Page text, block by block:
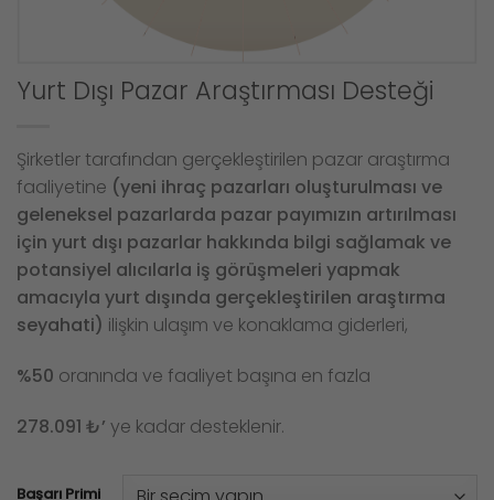
Yurt Dışı Pazar Araştırması Desteği
Şirketler tarafından gerçekleştirilen pazar araştırma
faaliyetine (yeni ihraç pazarları oluşturulması ve
geleneksel pazarlarda pazar payımızın artırılması
için yurt dışı pazarlar hakkında bilgi sağlamak ve
potansiyel alıcılarla iş görüşmeleri yapmak
amacıyla yurt dışında gerçekleştirilen araştırma
seyahati) ilişkin ulaşım ve konaklama giderleri,
%50 oranında ve faaliyet başına en fazla
278.091 ₺’ ye kadar desteklenir.
Başarı Primi